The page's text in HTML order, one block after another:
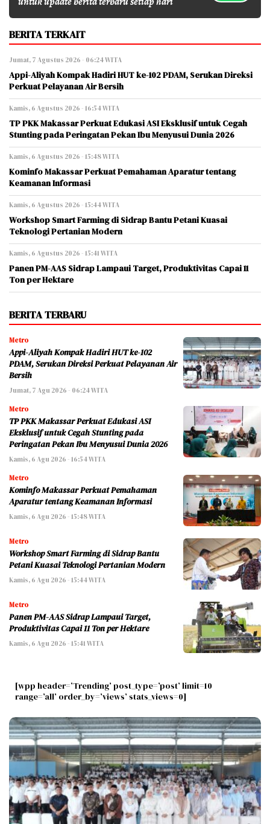
BERITA TERKAIT
Jumat, 7 Agustus 2026 - 06:24 WITA
Appi-Aliyah Kompak Hadiri HUT ke-102 PDAM, Serukan Direksi
Perkuat Pelayanan Air Bersih
Kamis, 6 Agustus 2026 - 16:54 WITA
TP PKK Makassar Perkuat Edukasi ASI Eksklusif untuk Cegah
Stunting pada Peringatan Pekan Ibu Menyusui Dunia 2026
Kamis, 6 Agustus 2026 - 15:48 WITA
Kominfo Makassar Perkuat Pemahaman Aparatur tentang
Keamanan Informasi
Kamis, 6 Agustus 2026 - 15:44 WITA
Workshop Smart Farming di Sidrap Bantu Petani Kuasai
Teknologi Pertanian Modern
Kamis, 6 Agustus 2026 - 15:41 WITA
Panen PM-AAS Sidrap Lampaui Target, Produktivitas Capai 11
Ton per Hektare
BERITA TERBARU
Metro
Appi-Aliyah Kompak Hadiri HUT ke-102
PDAM, Serukan Direksi Perkuat Pelayanan Air
Bersih
Jumat, 7 Agu 2026 - 06:24 WITA
Metro
TP PKK Makassar Perkuat Edukasi ASI
Eksklusif untuk Cegah Stunting pada
Peringatan Pekan Ibu Menyusui Dunia 2026
Kamis, 6 Agu 2026 - 16:54 WITA
Metro
Kominfo Makassar Perkuat Pemahaman
Aparatur tentang Keamanan Informasi
Kamis, 6 Agu 2026 - 15:48 WITA
Metro
Workshop Smart Farming di Sidrap Bantu
Petani Kuasai Teknologi Pertanian Modern
Kamis, 6 Agu 2026 - 15:44 WITA
Metro
Panen PM-AAS Sidrap Lampaui Target,
Produktivitas Capai 11 Ton per Hektare
Kamis, 6 Agu 2026 - 15:41 WITA
[wpp header=’Trending’ post_type=’post’ limit=10
range=’all’ order_by=’views’ stats_views=0]